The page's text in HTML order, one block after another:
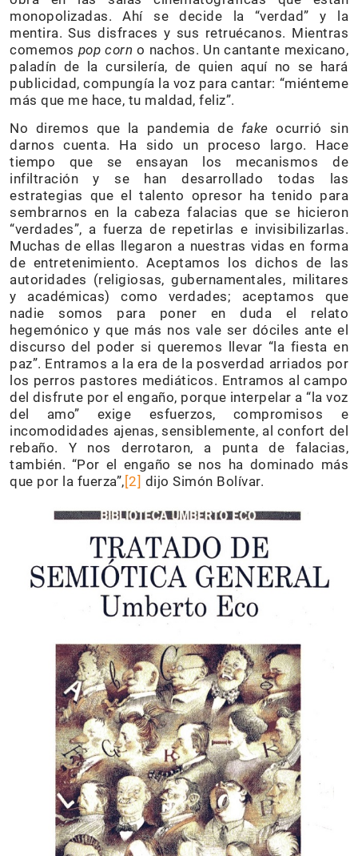
monopolizadas. Ahí se decide la “verdad” y la
mentira. Sus disfraces y sus retruécanos. Mientras
comemos pop corn o nachos. Un cantante mexicano,
paladín de la cursilería, de quien aquí no se hará
publicidad, compungía la voz para cantar: “miénteme
más que me hace, tu maldad, feliz”.
No diremos que la pandemia de fake ocurrió sin
darnos cuenta. Ha sido un proceso largo. Hace
tiempo que se ensayan los mecanismos de
infiltración y se han desarrollado todas las
estrategias que el talento opresor ha tenido para
sembrarnos en la cabeza falacias que se hicieron
“verdades”, a fuerza de repetirlas e invisibilizarlas.
Muchas de ellas llegaron a nuestras vidas en forma
de entretenimiento. Aceptamos los dichos de las
autoridades (religiosas, gubernamentales, militares
y académicas) como verdades; aceptamos que
nadie somos para poner en duda el relato
hegemónico y que más nos vale ser dóciles ante el
discurso del poder si queremos llevar “la fiesta en
paz”. Entramos a la era de la posverdad arriados por
los perros pastores mediáticos. Entramos al campo
del disfrute por el engaño, porque interpelar a “la voz
del amo” exige esfuerzos, compromisos e
incomodidades ajenas, sensiblemente, al confort del
rebaño. Y nos derrotaron, a punta de falacias,
también. “Por el engaño se nos ha dominado más
que por la fuerza”,[2] dijo Simón Bolívar.